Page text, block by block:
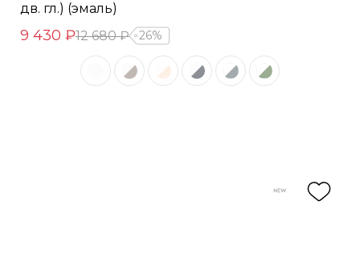
дв. гл.) (эмаль)
9 430 ₽12 680 ₽ 26%